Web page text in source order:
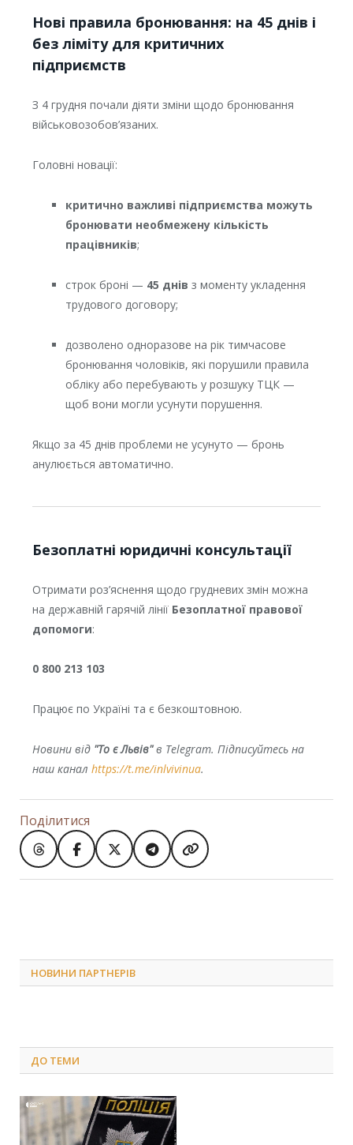
Нові правила бронювання: на 45 днів і
без ліміту для критичних
підприємств
З 4 грудня почали діяти зміни щодо бронювання
військовозобов’язаних.
Головні новації:
критично важливі підприємства можуть
бронювати необмежену кількість
працівників;
строк броні — 45 днів з моменту укладення
трудового договору;
дозволено одноразове на рік тимчасове
бронювання чоловіків, які порушили правила
обліку або перебувають у розшуку ТЦК —
щоб вони могли усунути порушення.
Якщо за 45 днів проблеми не усунуто — бронь
анулюється автоматично.
Безоплатні юридичні консультації
Отримати роз’яснення щодо грудневих змін можна
на державній гарячій лінії Безоплатної правової
допомоги:
0 800 213 103
Працює по Україні та є безкоштовною.
Новини від "То є Львів"в Telegram. Підписуйтесь на
наш канал https://t.me/inlvivinua.
Поділитися
НОВИНИ ПАРТНЕРІВ
ДО ТЕМИ